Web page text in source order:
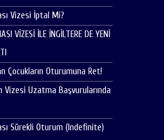
Vizesi İptal Mi?
VİZESİ İLE İNGİLTERE DE YENİ
Çocukların Oturumuna Ret!
Vizesi Uzatma Başvurularında
Sürekli Oturum (Indefinite)